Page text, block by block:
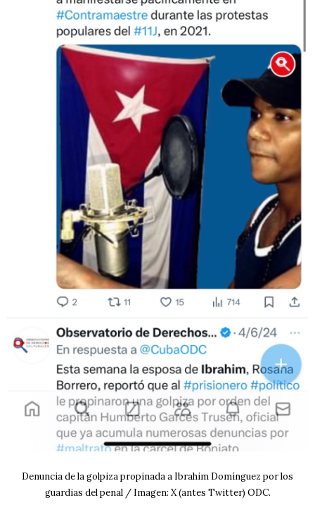
Denuncia de la golpiza propinada a Ibrahim Domínguez por los
guardias del penal / Imagen: X (antes Twitter) ODC.